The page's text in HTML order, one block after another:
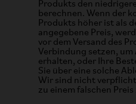
Produkts den
berechnen. Wenn der
Produkts höher ist als
angegebene Preis,
vor dem Versand des
Verbindung setzen, um
erhalten, oder Ihre
Sie über eine solche
Wir sind nicht
zu einem falschen